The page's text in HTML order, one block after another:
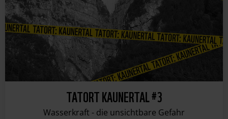
TATORT KAUNERTAL #3
Wasserkraft - die unsichtbare Gefahr